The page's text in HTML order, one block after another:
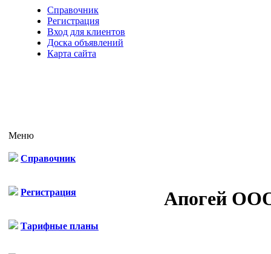
Справочник
Регистрация
Вход для клиентов
Доска объявлений
Карта сайта
Меню
Справочник
Регистрация
Тарифные планы
Апогей